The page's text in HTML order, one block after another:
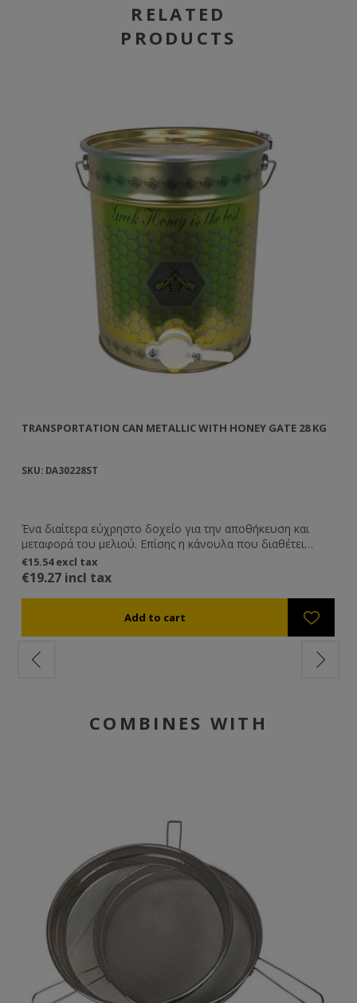
RELATED
PRODUCTS
TRANSPORTATION CAN METALLIC WITH HONEY GATE 28 KG
SKU: DA30228ST
Ένα διαίτερα εύχρηστο δοχείο για την αποθήκευση και
μεταφορά του μελιού. Επίσης η κάνουλα που διαθέτει
βοηθάει σε περίπτωση που θέλετε να μεταφέρετε το μέλι
σας από το δοχείο σε βάζα μικρότερης χωρητικότητας.
€15.54 excl tax
€19.27 incl tax
COMBINES WITH